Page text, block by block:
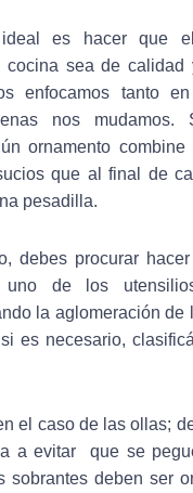
es hacer que
cocina sea de calidad
enfocamos tanto
nos mudamos.
ornamento
que al final de
pesadilla.
debes procurar
uno de los
la aglomeración de
es necesario,
el caso de las ollas;
a evitar que se
sobrantes deben ser